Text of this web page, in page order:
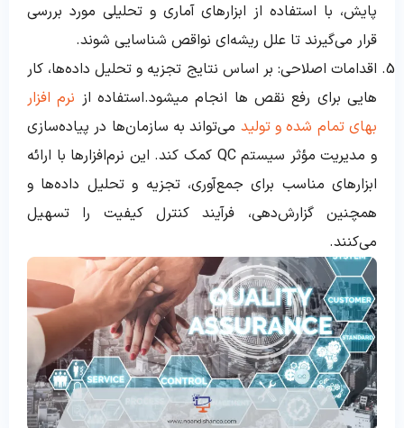
پایش، با استفاده از ابزارهای آماری و تحلیلی مورد بررسی
قرار می‌گیرند تا علل ریشه‌ای نواقص شناسایی شوند.
اقدامات اصلاحی: بر اساس نتایج تجزیه و تحلیل داده‌ها، کار
هایی برای رفع نقص ها انجام میشود.استفاده از نرم افزار
بهای تمام شده و تولید می‌تواند به سازمان‌ها در پیاده‌سازی
و مدیریت مؤثر سیستم QC کمک کند. این نرم‌افزارها با ارائه
ابزارهای مناسب برای جمع‌آوری، تجزیه و تحلیل داده‌ها و
همچنین گزارش‌دهی، فرآیند کنترل کیفیت را تسهیل
می‌کنند.